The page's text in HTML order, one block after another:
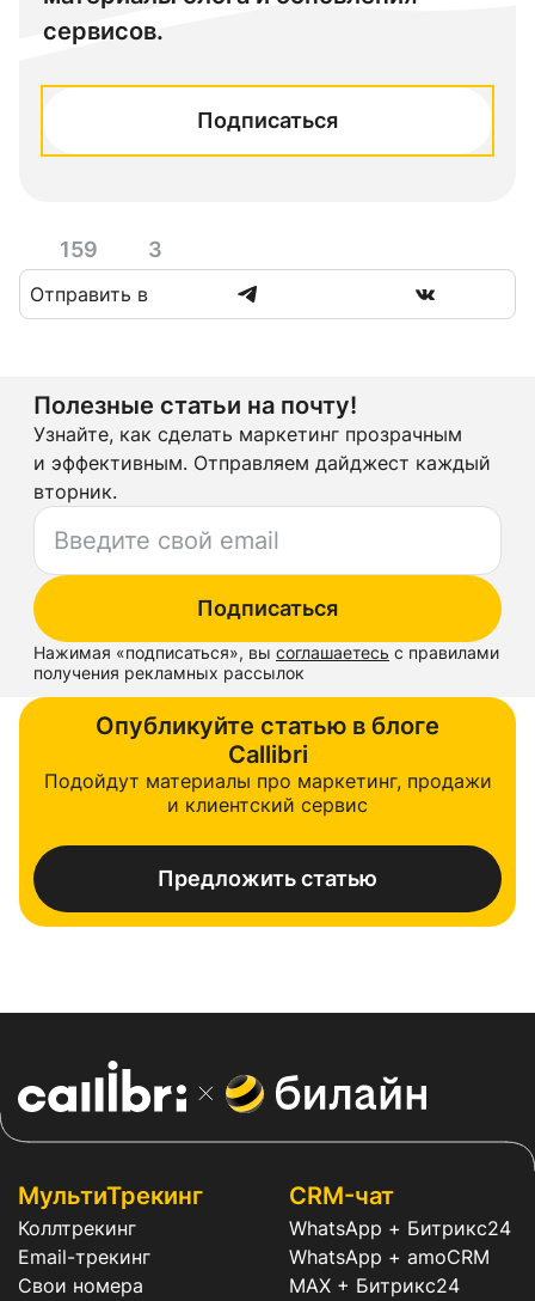
сервисов.
Подписаться
159 3
Отправить в
Полезные статьи на почту!
Узнайте, как сделать маркетинг прозрачным
и эффективным. Отправляем дайджест каждый
вторник.
Подписаться
Нажимая «подписаться», вы соглашаетесь с правилами
получения рекламных рассылок
Опубликуйте статью в блоге
Callibri
Подойдут материалы про маркетинг, продажи
и клиентский сервис
Предложить статью
МультиТрекинг
Коллтрекинг
Email-трекинг
Свои номера
CRM-чат
WhatsApp + Битрикс24
WhatsApp + amoCRM
MAX + Битрикс24